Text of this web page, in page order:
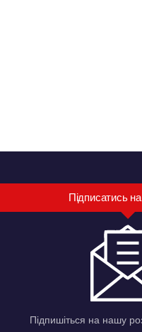
Підписатись
Підпишіться на нашу